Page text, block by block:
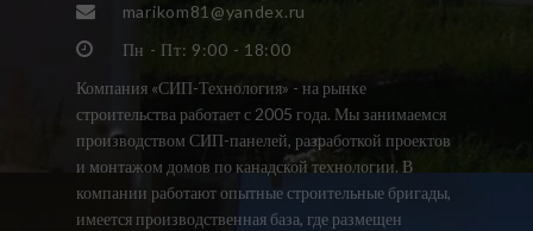
marikom81@yandex.ru
Пн - Пт: 9:00 - 18:00
Компания «СИП-Технология» - на рынке
строительства работает с 2005 года. Мы занимаемся
производством СИП-панелей, разработкой проектов
и монтажом домов по канадской технологии. В
компании работают опытные строительные бригады,
имеется производственная база, где размещен